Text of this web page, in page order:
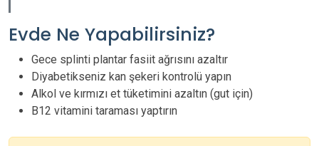
Evde Ne Yapabilirsiniz?
Gece splinti plantar fasiit ağrısını azaltır
Diyabetikseniz kan şekeri kontrolü yapın
Alkol ve kırmızı et tüketimini azaltın (gut için)
B12 vitamini taraması yaptırın